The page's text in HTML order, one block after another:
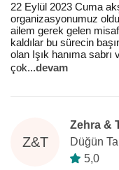
22 Eylül 2023 Cuma
organizasyonumuz
ailem gerek gelen
kaldılar bu sürecin
olan Işık hanıma
çok...devam
Z&T
Zehra &
Düğün
5,0